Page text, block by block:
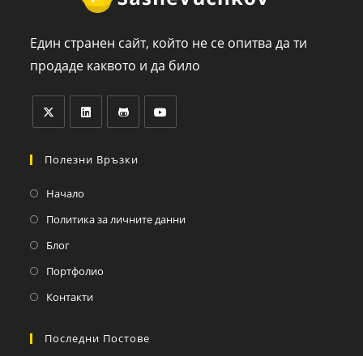
Един странен сайт, който не се опитва да ти
продаде каквото и да било
Полезни Връзки
Начало
Политика за личните данни
Блог
Портфолио
Контакти
Последни Постове